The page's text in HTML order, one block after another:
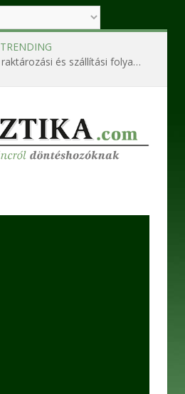
TRENDING
A pántolás szerepe a raktározási és szállítási folyamatokban